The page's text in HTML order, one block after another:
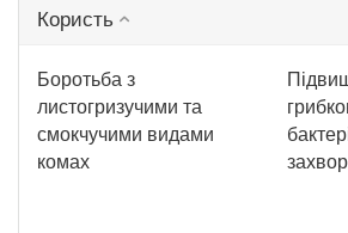
Користь
Боротьба з
листогризучими та
смокчучими видами
комах